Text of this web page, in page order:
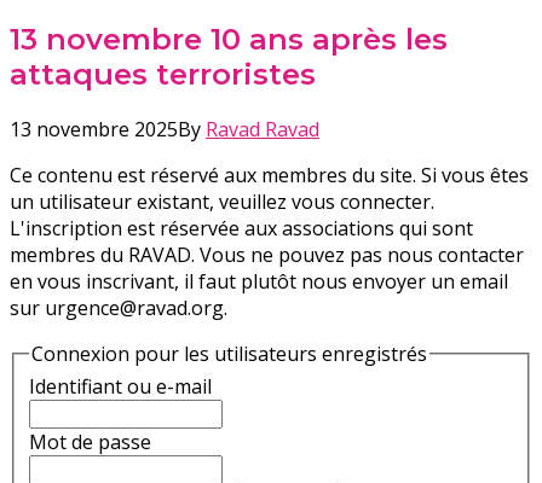
13 novembre 10 ans après les
attaques terroristes
13 novembre 2025By Ravad Ravad
Ce contenu est réservé aux membres du site. Si vous êtes
un utilisateur existant, veuillez vous connecter.
L'inscription est réservée aux associations qui sont
membres du RAVAD. Vous ne pouvez pas nous contacter
en vous inscrivant, il faut plutôt nous envoyer un email
sur urgence@ravad.org.
Connexion pour les utilisateurs enregistrés
Identifiant ou e-mail
Mot de passe